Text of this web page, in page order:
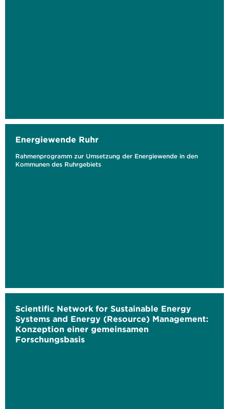
Energiewende Ruhr
Rahmenprogramm zur Umsetzung der Energiewende in den
Kommunen des Ruhrgebiets
Scientific Network for Sustainable Energy
Systems and Energy (Resource) Management:
Konzeption einer gemeinsamen
Forschungsbasis